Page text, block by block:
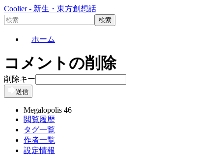
Coolier - 新生・東方創想話
ホーム
コメントの削除
削除キー
送信
Megalopolis 46
閲覧履歴
タグ一覧
作者一覧
設定情報